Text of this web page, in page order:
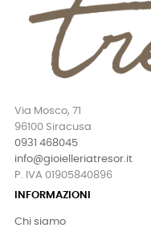
Via Mosco, 71
96100 Siracusa
0931 468045
info@gioielleriatresor.it
P. IVA 01905840896
INFORMAZIONI
Chi siamo